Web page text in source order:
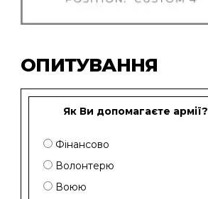
ОПИТУВАННЯ
Як Ви допомагаєте армії?
Фінансово
Волонтерю
Воюю